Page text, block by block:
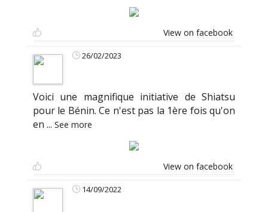
View on facebook
26/02/2023
Voici une magnifique initiative de Shiatsu
pour le Bénin. Ce n'est pas la 1ère fois qu'on
en ... See more
View on facebook
14/09/2022